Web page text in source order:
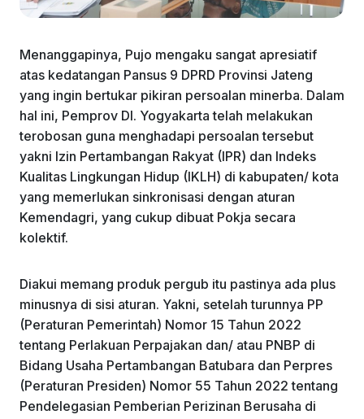
Menanggapinya, Pujo mengaku sangat apresiatif
atas kedatangan Pansus 9 DPRD Provinsi Jateng
yang ingin bertukar pikiran persoalan minerba. Dalam
hal ini, Pemprov DI. Yogyakarta telah melakukan
terobosan guna menghadapi persoalan tersebut
yakni Izin Pertambangan Rakyat (IPR) dan Indeks
Kualitas Lingkungan Hidup (IKLH) di kabupaten/ kota
yang memerlukan sinkronisasi dengan aturan
Kemendagri, yang cukup dibuat Pokja secara
kolektif.
Diakui memang produk pergub itu pastinya ada plus
minusnya di sisi aturan. Yakni, setelah turunnya PP
(Peraturan Pemerintah) Nomor 15 Tahun 2022
tentang Perlakuan Perpajakan dan/ atau PNBP di
Bidang Usaha Pertambangan Batubara dan Perpres
(Peraturan Presiden) Nomor 55 Tahun 2022 tentang
Pendelegasian Pemberian Perizinan Berusaha di